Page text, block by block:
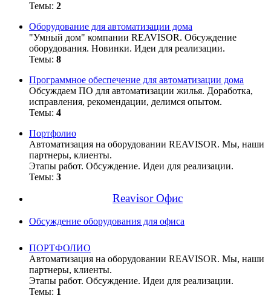
Темы: 2
Оборудование для автоматизации дома
"Умный дом" компании REAVISOR. Обсуждение
оборудования. Новинки. Идеи для реализации.
Темы: 8
Программное обеспечение для автоматизации дома
Обсуждаем ПО для автоматизации жилья. Доработка,
исправления, рекомендации, делимся опытом.
Темы: 4
Портфолио
Автоматизация на оборудовании REAVISOR. Мы, наши
партнеры, клиенты.
Этапы работ. Обсуждение. Идеи для реализации.
Темы: 3
Reavisor Офис
Обсуждение оборудования для офиса
ПОРТФОЛИО
Автоматизация на оборудовании REAVISOR. Мы, наши
партнеры, клиенты.
Этапы работ. Обсуждение. Идеи для реализации.
Темы: 1